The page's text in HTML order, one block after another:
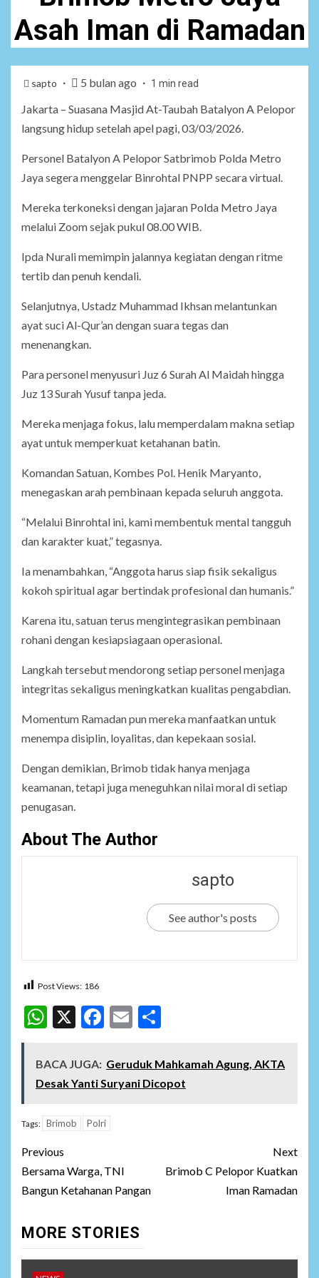
Asah Iman di Ramadan
sapto 5 bulan ago 1 min read
Jakarta – Suasana Masjid At-Taubah Batalyon A Pelopor
langsung hidup setelah apel pagi, 03/03/2026.
Personel Batalyon A Pelopor Satbrimob Polda Metro
Jaya segera menggelar Binrohtal PNPP secara virtual.
Mereka terkoneksi dengan jajaran Polda Metro Jaya
melalui Zoom sejak pukul 08.00 WIB.
Ipda Nurali memimpin jalannya kegiatan dengan ritme
tertib dan penuh kendali.
Selanjutnya, Ustadz Muhammad Ikhsan melantunkan
ayat suci Al-Qur’an dengan suara tegas dan
menenangkan.
Para personel menyusuri Juz 6 Surah Al Maidah hingga
Juz 13 Surah Yusuf tanpa jeda.
Mereka menjaga fokus, lalu memperdalam makna setiap
ayat untuk memperkuat ketahanan batin.
Komandan Satuan, Kombes Pol. Henik Maryanto,
menegaskan arah pembinaan kepada seluruh anggota.
“Melalui Binrohtal ini, kami membentuk mental tangguh
dan karakter kuat,” tegasnya.
Ia menambahkan, “Anggota harus siap fisik sekaligus
kokoh spiritual agar bertindak profesional dan humanis.”
Karena itu, satuan terus mengintegrasikan pembinaan
rohani dengan kesiapsiagaan operasional.
Langkah tersebut mendorong setiap personel menjaga
integritas sekaligus meningkatkan kualitas pengabdian.
Momentum Ramadan pun mereka manfaatkan untuk
menempa disiplin, loyalitas, dan kepekaan sosial.
Dengan demikian, Brimob tidak hanya menjaga
keamanan, tetapi juga meneguhkan nilai moral di setiap
penugasan.
About The Author
sapto
See author's posts
Post Views: 186
WhatsApp
X Facebook
Email
BACA JUGA: Geruduk Mahkamah Agung, AKTA
Desak Yanti Suryani Dicopot
Tags: Brimob Polri
Post
navigation
Previous
Bersama Warga, TNI
Bangun Ketahanan Pangan
Next
Brimob C Pelopor Kuatkan
Iman Ramadan
MORE STORIES